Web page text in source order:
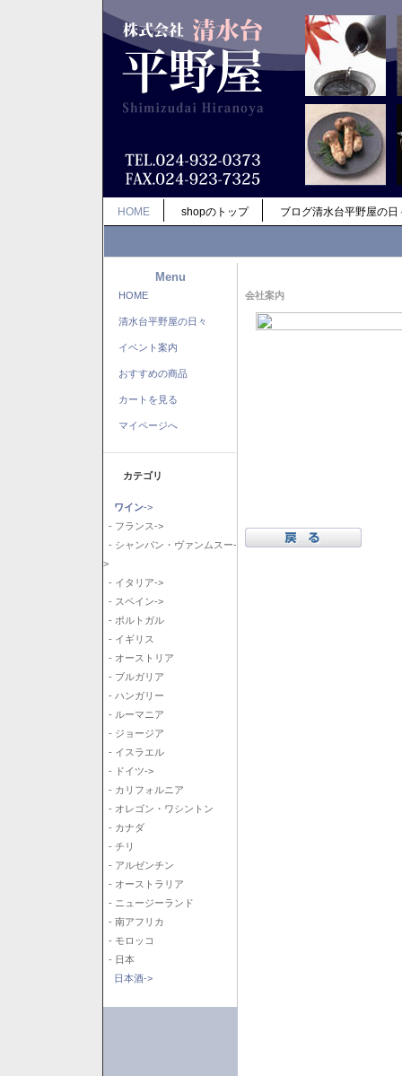
HOME shopのトップ ブログ清水台平野屋の日
Menu
HOME
清水台平野屋の日々
イベント案内
おすすめの商品
カートを見る
マイページへ
カテゴリ
ワイン->
- フランス->
- シャンパン・ヴァンムスー-
>
- イタリア->
- スペイン->
- ポルトガル
- イギリス
- オーストリア
- ブルガリア
- ハンガリー
- ルーマニア
- ジョージア
- イスラエル
- ドイツ->
- カリフォルニア
- オレゴン・ワシントン
- カナダ
- チリ
- アルゼンチン
- オーストラリア
- ニュージーランド
- 南アフリカ
- モロッコ
- 日本
日本酒->
会社案内